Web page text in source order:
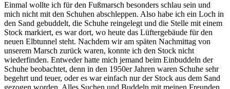
Einmal wollte ich für den Fußmarsch besonders schlau sein und
mich nicht mit den Schuhen abschleppen. Also habe ich ein Loch in
den Sand gebuddelt, die Schuhe reingelegt und die Stelle mit einem
Stock markiert, es war dort, wo heute das Lüftergebäude für den
neuen Elbtunnel steht. Nachdem wir am späten Nachmittag von
unserem Marsch zurück waren, konnte ich den Stock nicht
wiederfinden. Entweder hatte mich jemand beim Einbuddeln der
Schuhe beobachtet, denn in den 1950er Jahren waren Schuhe sehr
begehrt und teuer, oder es war einfach nur der Stock aus dem Sand